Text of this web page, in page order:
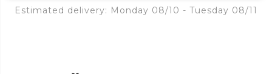
Estimated delivery: Monday 08/10 - Tuesday 08/11